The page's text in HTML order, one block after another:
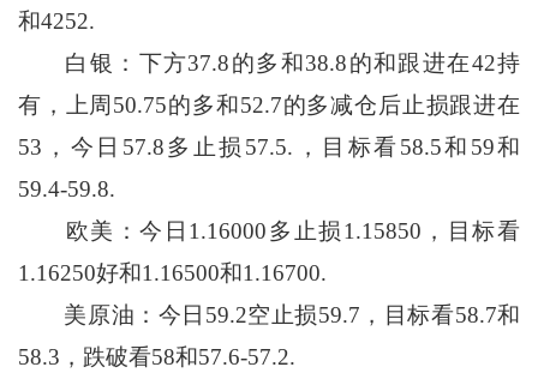
和4252.
白银：下方37.8的多和38.8的和跟进在42持
有，上周50.75的多和52.7的多减仓后止损跟进在
53，今日57.8多止损57.5.，目标看58.5和59和
59.4-59.8.
欧美：今日1.16000多止损1.15850，目标看
1.16250好和1.16500和1.16700.
美原油：今日59.2空止损59.7，目标看58.7和
58.3，跌破看58和57.6-57.2.